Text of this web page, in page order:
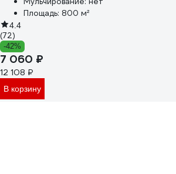
Площадь: 800 м²
4.4
(72)
-42%
7 060 ₽
12 108 ₽
В корзину